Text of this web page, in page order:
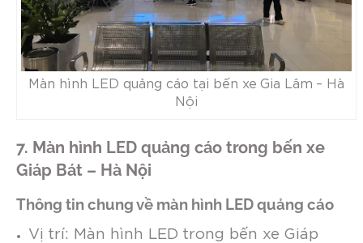
Màn hình LED quảng cáo tại bến xe Gia Lâm – Hà
Nội
7. Màn hình LED quảng cáo trong bến xe
Giáp Bát – Hà Nội
Thông tin chung về màn hình LED quảng cáo
Vị trí: Màn hình LED trong bến xe Giáp